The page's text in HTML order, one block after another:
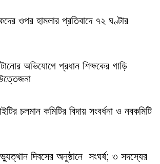
ওপর হামলার প্রতিবাদে ৭২ ঘণ্টার
অভিযোগে প্রধান শিক্ষকের গাড়ি
চলমান কমিটির বিদায় সংবর্ধনা ও নবকমিটি
দিবসের অনুষ্ঠানে সংঘর্ষ; ৩ সদস্যের